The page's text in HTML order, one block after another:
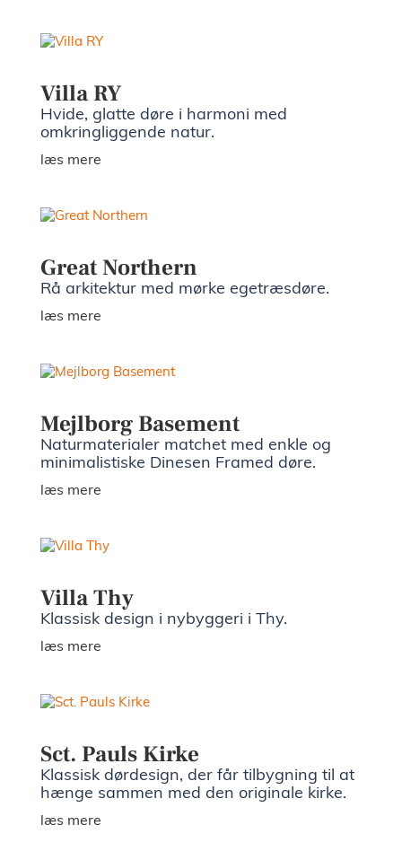
Villa RY
Hvide, glatte døre i harmoni med
omkringliggende natur.
læs mere
Great Northern
Rå arkitektur med mørke egetræsdøre.
læs mere
Mejlborg Basement
Naturmaterialer matchet med enkle og
minimalistiske Dinesen Framed døre.
læs mere
Villa Thy
Klassisk design i nybyggeri i Thy.
læs mere
Sct. Pauls Kirke
Klassisk dørdesign, der får tilbygning til at
hænge sammen med den originale kirke.
læs mere